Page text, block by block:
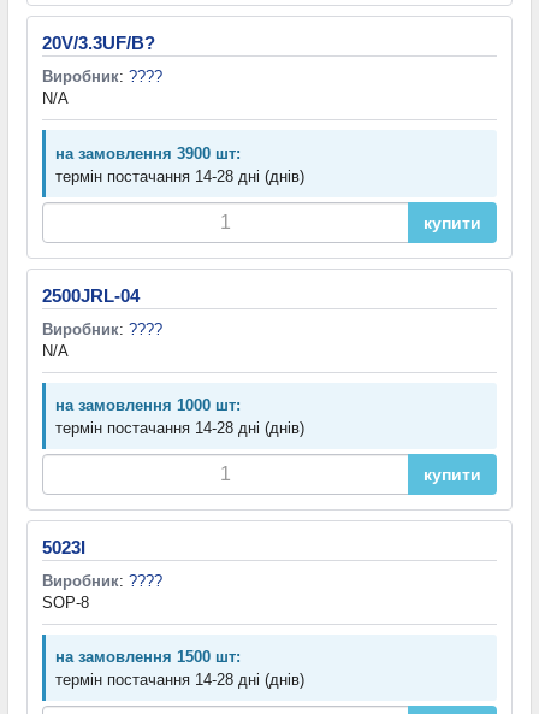
20V/3.3UF/B?
Виробник: ????
N/A
на замовлення 3900 шт:
термін постачання 14-28 дні (днів)
купити
2500JRL-04
Виробник: ????
N/A
на замовлення 1000 шт:
термін постачання 14-28 дні (днів)
купити
5023I
Виробник: ????
SOP-8
на замовлення 1500 шт:
термін постачання 14-28 дні (днів)